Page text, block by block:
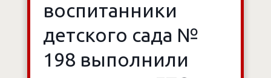
воспитанники
детского сада №
198 выполнили